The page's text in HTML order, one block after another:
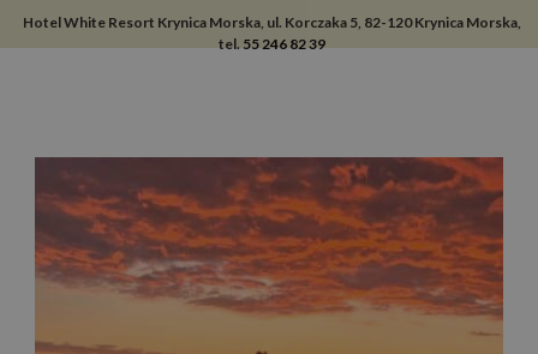
Hotel White Resort Krynica Morska, ul. Korczaka 5, 82-120 Krynica Morska,
tel.55 246 82 39